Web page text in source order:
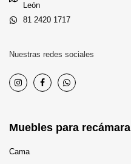
León
81 2420 1717
Nuestras redes sociales
Muebles para recámara
Cama